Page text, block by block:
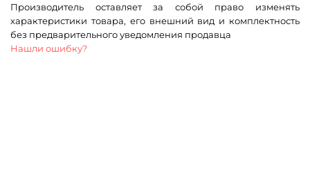
Производитель оставляет за собой право изменять
характеристики товара, его внешний вид и комплектность
без предварительного уведомления продавца
Нашли ошибку?